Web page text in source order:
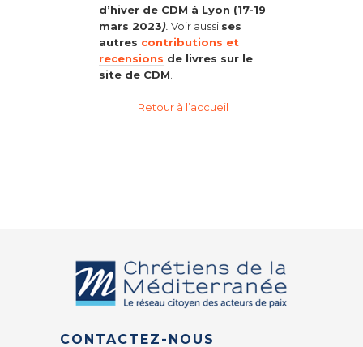
d’hiver de CDM à Lyon (17-19
mars 2023) Voir aussi ses
autres contributions et
recensions de livres sur le
site de CDM
Retour à l’accueil
CONTACTEZ-NOUS